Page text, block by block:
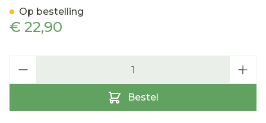
€ 22,90
Bestel
Op bestelling